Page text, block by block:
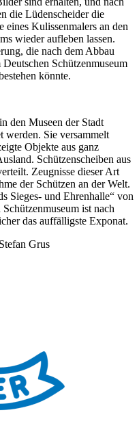
die Lüdenscheider die
eines Kulissenmalers an den
wieder aufleben lassen.
die nach dem Abbau
Schützenmuseum
könnte.
den Museen der Stadt
werden. Sie versammelt
Objekte aus ganz
Schützenscheiben aus
Zeugnisse dieser Art
der Schützen an der Welt.
Sieges- und Ehrenhalle“ von
ist nach
das auffälligste Exponat.
Grus